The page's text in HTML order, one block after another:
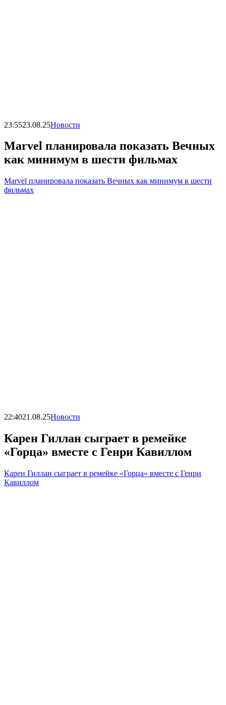
23:5523.08.25Новости
Marvel планировала показать Вечных
как минимум в шести фильмах
Marvel планировала показать Вечных как минимум в шести
фильмах
22:4021.08.25Новости
Карен Гиллан сыграет в ремейке
«Горца» вместе с Генри Кавиллом
Карен Гиллан сыграет в ремейке «Горца» вместе с Генри
Кавиллом